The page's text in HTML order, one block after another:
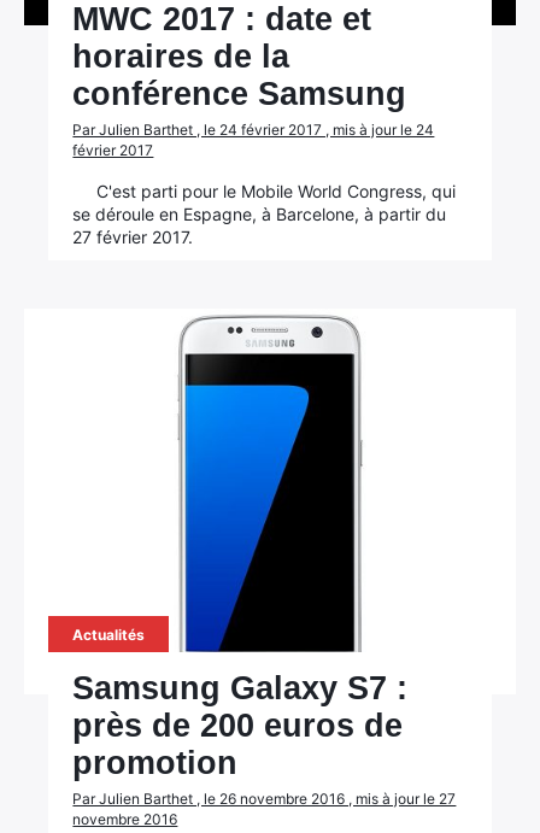
MWC 2017 : date et
horaires de la
conférence Samsung
Par Julien Barthet , le 24 février 2017 , mis à jour le 24
février 2017
C'est parti pour le Mobile World Congress, qui
se déroule en Espagne, à Barcelone, à partir du
27 février 2017.
Actualités
Samsung Galaxy S7 :
près de 200 euros de
promotion
Par Julien Barthet , le 26 novembre 2016 , mis à jour le 27
novembre 2016